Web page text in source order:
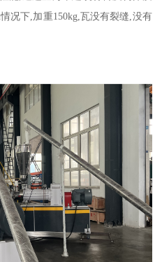
况下,加重150kg,瓦没有裂缝,没有